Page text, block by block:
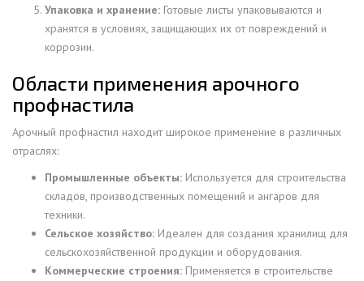
Упаковка и хранение: Готовые листы упаковываются и
хранятся в условиях, защищающих их от повреждений и
коррозии.
Области применения арочного
профнастила
Арочный профнастил находит широкое применение в различных
отраслях:
Промышленные объекты: Используется для строительства
складов, производственных помещений и ангаров для
техники.
Сельское хозяйство: Идеален для создания хранилищ для
сельскохозяйственной продукции и оборудования.
Коммерческие строения: Применяется в строительстве